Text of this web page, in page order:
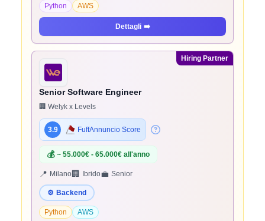
Python AWS
Dettagli ➡️
Hiring Partner
Senior Software Engineer
🏢 Welyk x Levels
3.9 FuffAnnuncio Score
💰 ~ 55.000€ - 65.000€ all'anno
📍 Milano🏢 Ibrido💼 Senior
⚙️ Backend
Python AWS